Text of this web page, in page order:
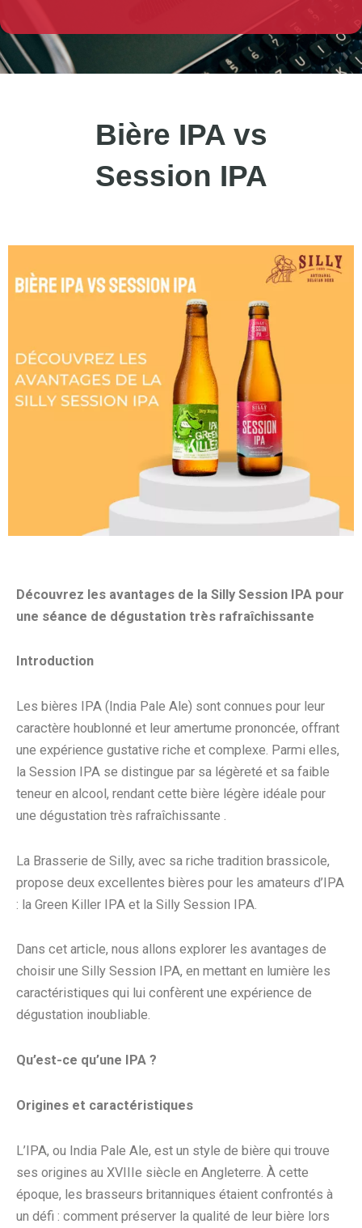
Bière IPA vs
Session IPA
Découvrez les avantages de la Silly Session IPA pour
une séance de dégustation très rafraîchissante
Introduction
Les bières IPA (India Pale Ale) sont connues pour leur
caractère houblonné et leur amertume prononcée, offrant
une expérience gustative riche et complexe. Parmi elles,
la Session IPA se distingue par sa légèreté et sa faible
teneur en alcool, rendant cette bière légère idéale pour
une dégustation très rafraîchissante .
La Brasserie de Silly, avec sa riche tradition brassicole,
propose deux excellentes bières pour les amateurs d’IPA
: la Green Killer IPA et la Silly Session IPA.
Dans cet article, nous allons explorer les avantages de
choisir une Silly Session IPA, en mettant en lumière les
caractéristiques qui lui confèrent une expérience de
dégustation inoubliable.
Qu’est-ce qu’une IPA ?
Origines et caractéristiques
L’IPA, ou India Pale Ale, est un style de bière qui trouve
ses origines au XVIIIe siècle en Angleterre. À cette
époque, les brasseurs britanniques étaient confrontés à
un défi : comment préserver la qualité de leur bière lors